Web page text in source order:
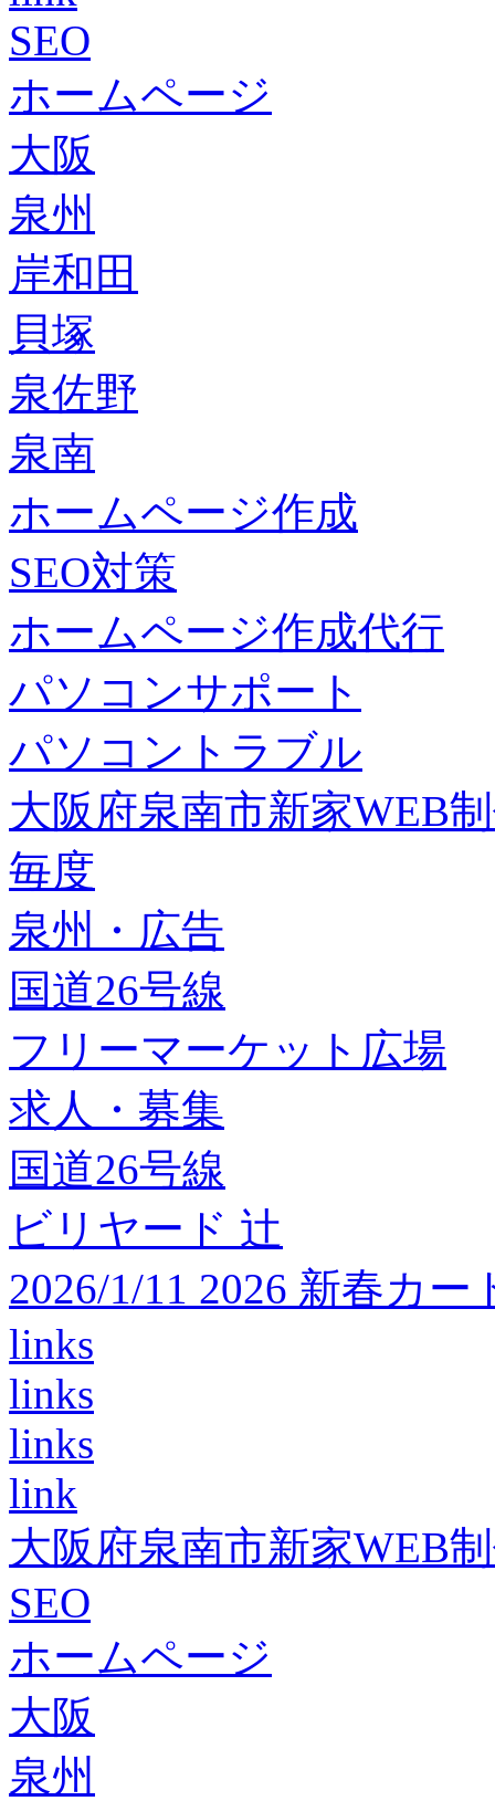
SEO
ホームページ
大阪
泉州
岸和田
貝塚
泉佐野
泉南
ホームページ作成
SEO対策
ホームページ作成代行
パソコンサポート
パソコントラブル
大阪府泉南市新家WEB
毎度
泉州・広告
国道26号線
フリーマーケット広場
求人・募集
国道26号線
ビリヤード 辻
2026/1/11 2026 新春カ
links
links
links
link
大阪府泉南市新家WEB
SEO
ホームページ
大阪
泉州